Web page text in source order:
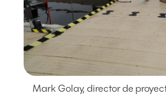
Mark Golay, director de